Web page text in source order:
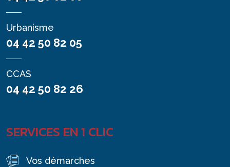
Urbanisme
04 42 50 82 05
CCAS
04 42 50 82 26
SERVICES EN 1 CLIC
Vos démarches